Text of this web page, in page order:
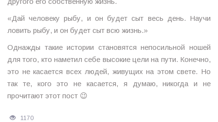
«Дай человеку рыбу, и он будет сыт весь день. Научи
ловить рыбу, и он будет сыт всю жизнь.»
Однажды такие истории становятся непосильной ношей
для того, кто наметил себе высокие цели на пути. Конечно,
это не касается всех людей, живущих на этом свете. Но
так те, кого это не касается, я думаю, никогда и не
прочитают этот пост 😉
1170